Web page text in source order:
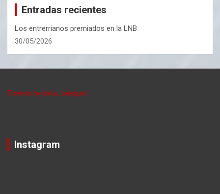
Entradas recientes
Los entrerrianos premiados en la LNB
30/05/2026
Tweets by data_basquet
Instagram